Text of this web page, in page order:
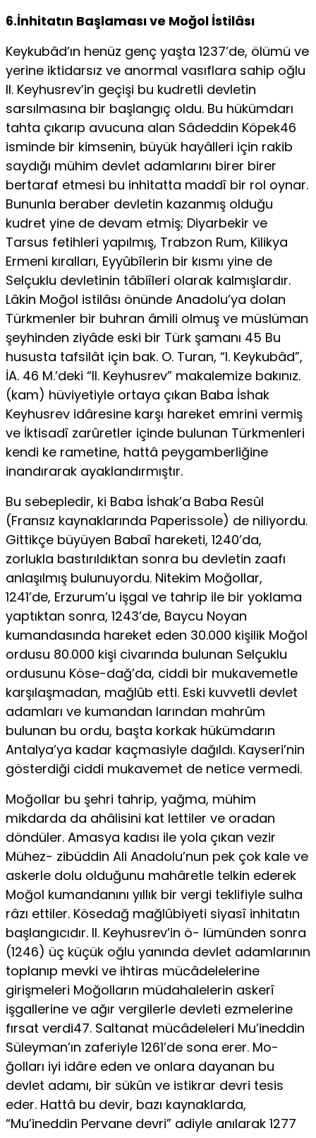
6.İnhitatın Başlaması ve Moğol İstilâsı
Keykubâd’ın henüz genç yaşta 1237’de, ölümü ve
yerine iktidarsız ve anormal vasıflara sahip oğlu
II. Keyhusrev’in geçişi bu kudretli devletin
sarsılmasına bir başlangıç oldu. Bu hükümdarı
tahta çıkarıp avucuna alan Sâdeddin Köpek46
isminde bir kimsenin, büyük hayâlleri için rakib
saydığı mühim devlet adamlarını birer birer
bertaraf etmesi bu inhitatta maddî bir rol oynar.
Bununla beraber devletin kazanmış olduğu
kudret yine de devam etmiş; Diyarbekir ve
Tarsus fetihleri yapılmış, Trabzon Rum, Kilikya
Ermeni kıralları, Eyyûbîlerin bir kısmı yine de
Selçuklu devletinin tâbiîleri olarak kalmışlardır.
Lâkin Moğol istilâsı önünde Anadolu’ya dolan
Türkmenler bir buhran âmili olmuş ve müslüman
şeyhinden ziyâde eski bir Türk şamanı 45 Bu
hususta tafsilât için bak. O. Turan, “I. Keykubâd”,
İA. 46 M.’deki “II. Keyhusrev” makalemize bakınız.
(kam) hüviyetiyle ortaya çıkan Baba İshak
Keyhusrev idâresine karşı hareket emrini vermiş
ve İktisadî zarûretler içinde bulunan Türkmenleri
kendi ke rametine, hattâ peygamberliğine
inandırarak ayaklandırmıştır.
Bu sebepledir, ki Baba İshak’a Baba Resûl
(Fransız kaynaklarında Paperissole) de niliyordu.
Gittikçe büyüyen Babaî hareketi, 1240’da,
zorlukla bastırıldıktan sonra bu devletin zaafı
anlaşılmış bulunuyordu. Nitekim Moğollar,
1241’de, Erzurum’u işgal ve tahrip ile bir yoklama
yaptıktan sonra, 1243’de, Baycu Noyan
kumandasında hareket eden 30.000 kişilik Moğol
ordusu 80.000 kişi civarında bulunan Selçuklu
ordusunu Köse-dağ’da, ciddi bir mukavemetle
karşılaşmadan, mağlûb etti. Eski kuvvetli devlet
adamları ve kumandan larından mahrûm
bulunan bu ordu, başta korkak hükümdarın
Antalya’ya kadar kaçmasiyle dağıldı. Kayseri’nin
gösterdiği ciddi mukavemet de netice vermedi.
Moğollar bu şehri tahrip, yağma, mühim
mikdarda da ahâlisini kat lettiler ve oradan
döndüler. Amasya kadısı ile yola çıkan vezir
Mühez- zibüddin Ali Anadolu’nun pek çok kale ve
askerle dolu olduğunu mahâretle telkin ederek
Moğol kumandanını yıllık bir vergi teklifiyle sulha
râzı ettiler. Kösedağ mağlûbiyeti siyasî inhitatın
başlangıcıdır. II. Keyhusrev’in ö- lümünden sonra
(1246) üç küçük oğlu yanında devlet adamlarının
toplanıp mevki ve ihtiras mücâdelelerine
girişmeleri Moğolların müdahalelerin askerî
işgallerine ve ağır vergilerle devleti ezmelerine
fırsat verdi47. Saltanat mücâdeleleri Mu’ineddin
Süleyman’ın zaferiyle 1261’de sona erer. Mo-
ğolları iyi idâre eden ve onlara dayanan bu
devlet adamı, bir sükûn ve istikrar devri tesis
eder. Hattâ bu devir, bazı kaynaklarda,
“Mu’ineddin Pervane devri” adiyle anılarak 1277